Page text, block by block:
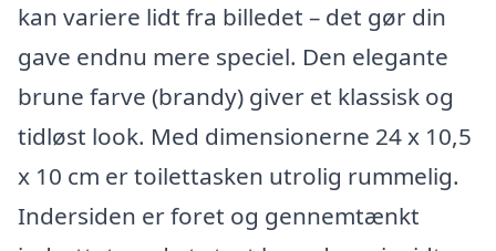
kan variere lidt fra billedet – det gør din
gave endnu mere speciel. Den elegante
brune farve (brandy) giver et klassisk og
tidløst look. Med dimensionerne 24 x 10,5
x 10 cm er toilettasken utrolig rummelig.
Indersiden er foret og gennemtænkt